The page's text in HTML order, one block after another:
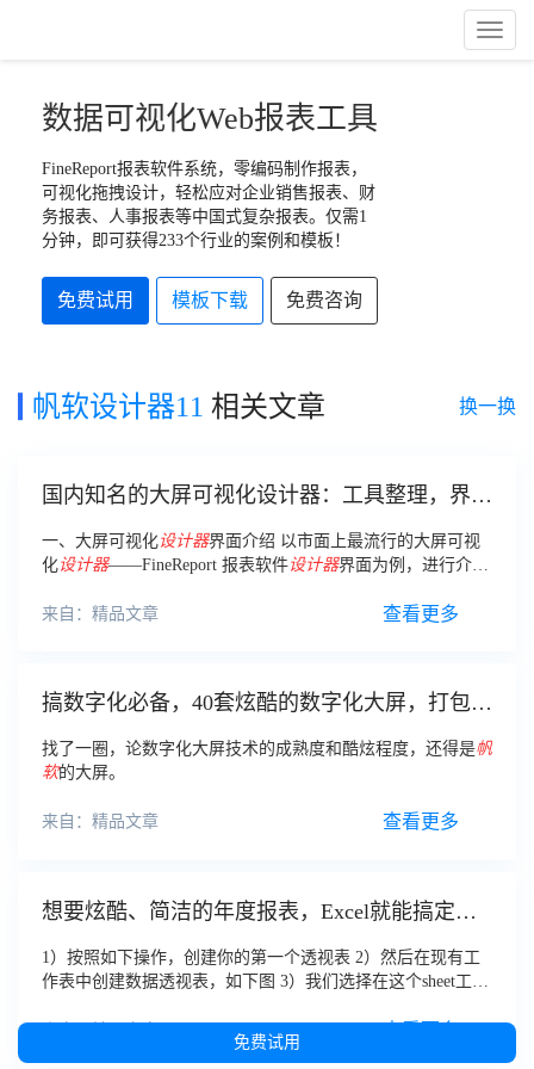
Toggle
免费试用
数据可视化Web报表工具
FineReport报表软件系统，零编码制作报表，
可视化拖拽设计，轻松应对企业销售报表、财
务报表、人事报表等中国式复杂报表。仅需1
分钟，即可获得233个行业的案例和模板！
免费试用 模板下载 免费咨询
帆软设计器11 相关文章 换一换
国内知名的大屏可视化设计器：工具整理，界面
介绍，常见问题
一、大屏可视化设计器界面介绍 以市面上最流行的大屏可视
化设计器——FineReport 报表软件设计器界面为例，进行介绍
来自：精品文章
查看更多
搞数字化必备，40套炫酷的数字化大屏，打包好
了直接带走！
找了一圈，论数字化大屏技术的成熟度和酷炫程度，还得是帆
软的大屏。
来自：精品文章 查看更多
想要炫酷、简洁的年度报表，Excel就能搞定！
1）按照如下操作，创建你的第一个透视表 2）然后在现有工
作表中创建数据透视表，如下图 3）我们选择在这个sheet工作
格，我们点击C11